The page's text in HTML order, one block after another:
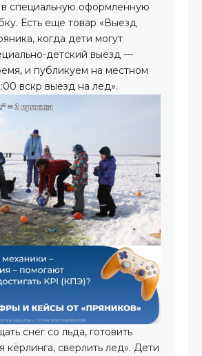
специальную оформленную
Есть еще товар «Выезд
когда дети могут
детский выезд —
и публикуем на местном
вскр выезд на лед».
снег со льда, готовить
кёрлинга, сверлить лед». Дети